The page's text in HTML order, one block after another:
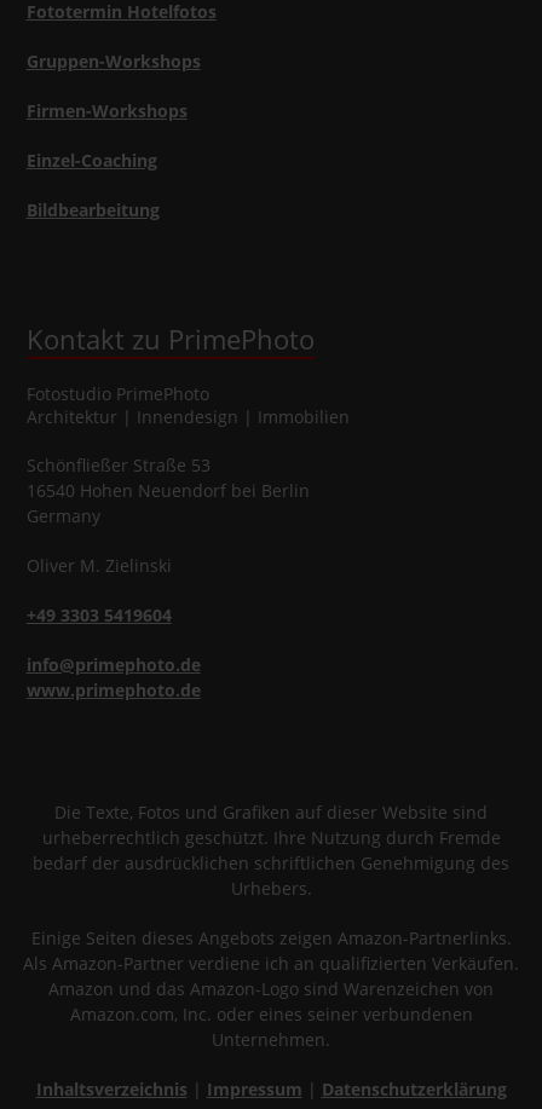
Fototermin Hotelfotos
Gruppen-Workshops
Firmen-Workshops
Einzel-Coaching
Bildbearbeitung
Kontakt zu PrimePhoto
Fotostudio PrimePhoto
Architektur | Innendesign | Immobilien
Schönfließer Straße 53
16540 Hohen Neuendorfbei Berlin
Germany
Oliver M. Zielinski
+49 3303 5419604
info@primephoto.de
www.primephoto.de
Die Texte, Fotos und Grafiken auf dieser Website sind
urheberrechtlich geschützt. Ihre Nutzung durch Fremde
bedarf der ausdrücklichen schriftlichen Genehmigung des
Urhebers.
Einige Seiten dieses Angebots zeigen Amazon-Partnerlinks.
Als Amazon-Partner verdiene ich an qualifizierten Verkäufen.
Amazon und das Amazon-Logo sind Warenzeichen von
Amazon.com, Inc. oder eines seiner verbundenen
Unternehmen.
Inhaltsverzeichnis | Impressum | Datenschutzerklärung